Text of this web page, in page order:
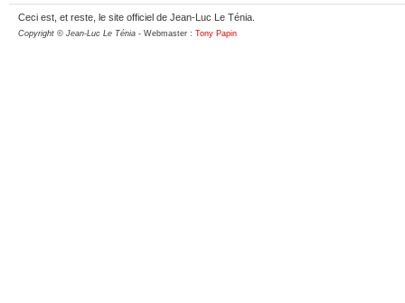
Ceci est, et reste, le site officiel de Jean-Luc Le Ténia.
Copyright © Jean-Luc Le Ténia - Webmaster : Tony Papin